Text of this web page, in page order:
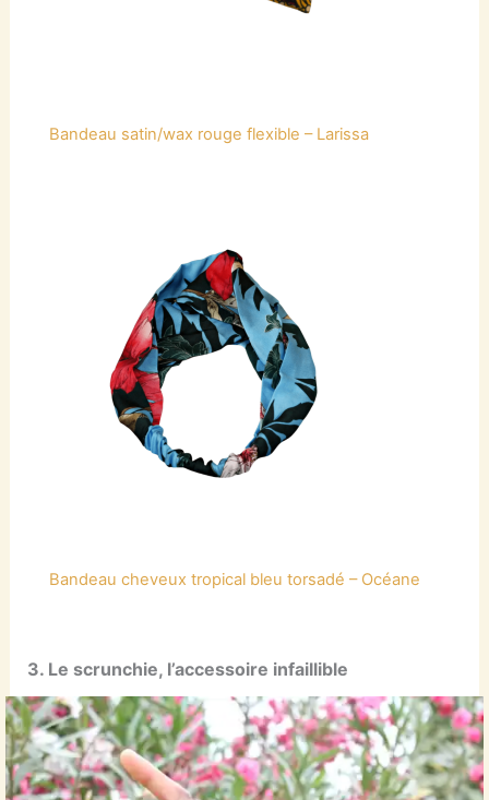
Bandeau satin/wax rouge flexible – Larissa
Bandeau cheveux tropical bleu torsadé – Océane
3. Le scrunchie, l’accessoire infaillible